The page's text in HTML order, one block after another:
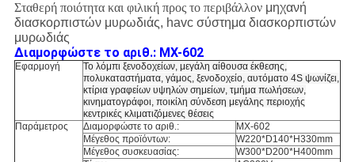
Σταθερή ποιότητα και φιλική προς το περιβάλλον μηχανή
διασκορπιστών μυρωδιάς, havc σύστημα διασκορπιστών
μυρωδιάς
Διαμορφώστε το αριθ.: MX-602
Εφαρμογή Το λόμπι ξενοδοχείων, μεγάλη αίθουσα έκθεσης,
πολυκαταστήματα, γάμος, ξενοδοχείο, αυτόματο 4S ψωνίζει,
κτίρια γραφείων υψηλών σημείων, τμήμα πωλήσεων,
κινηματογράφοι, ποικίλη σύνδεση μεγάλης περιοχής
κεντρικές κλιματιζόμενες θέσεις
Παράμετρος
Διαμορφώστε το αριθ.:
MX-602
Μέγεθος προϊόντων:
W220*D140*H330mm
Μέγεθος συσκευασίας:
W300*D200*H400mm